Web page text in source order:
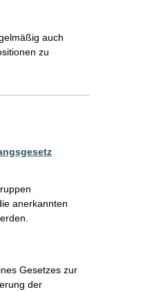
auch
zu
anerkannten
Gesetzes zur
der